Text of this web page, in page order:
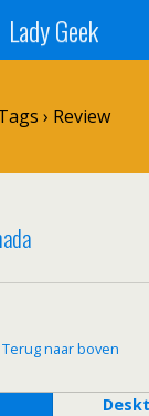
Lady Geek
› Review
Terug naar boven